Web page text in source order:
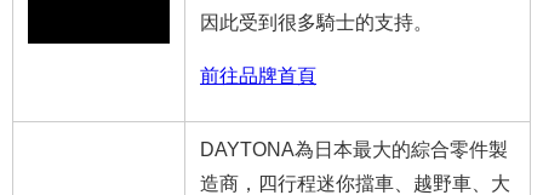
因此受到很多騎士的支持。
前往品牌首頁
DAYTONA為日本最大的綜合零件製
造商，四行程迷你擋車、越野車、大